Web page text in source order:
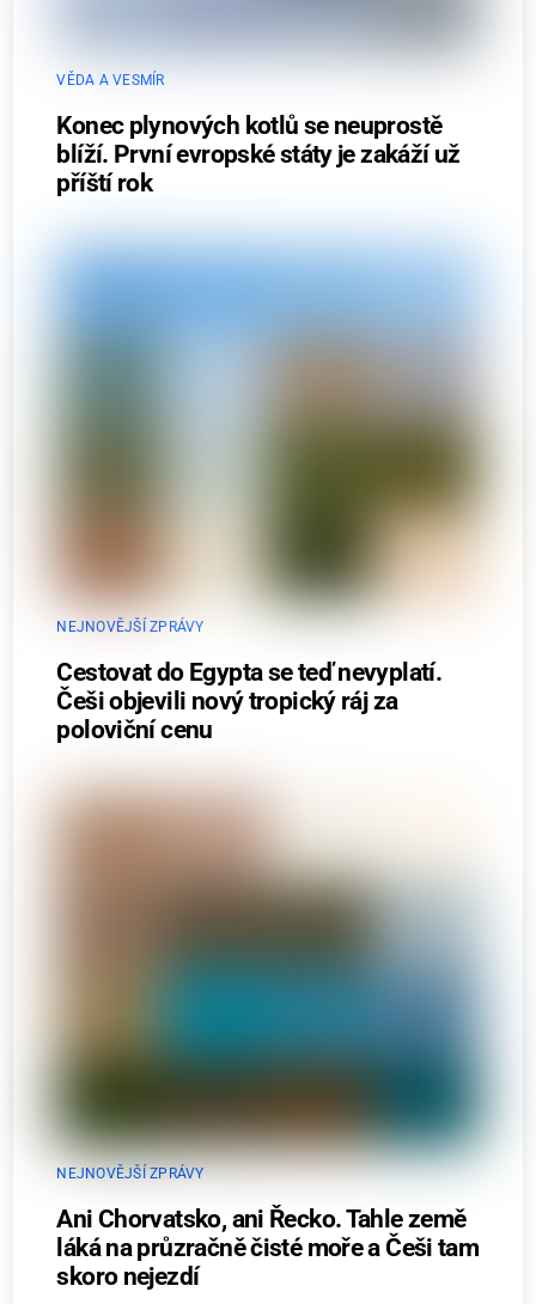
VĚDA A VESMÍR
Konec plynových kotlů se neuprostě
blíží. První evropské státy je zakáží už
příští rok
NEJNOVĚJŠÍ ZPRÁVY
Cestovat do Egypta se teď nevyplatí.
Češi objevili nový tropický ráj za
poloviční cenu
NEJNOVĚJŠÍ ZPRÁVY
Ani Chorvatsko, ani Řecko. Tahle země
láká na průzračně čisté moře a Češi tam
skoro nejezdí